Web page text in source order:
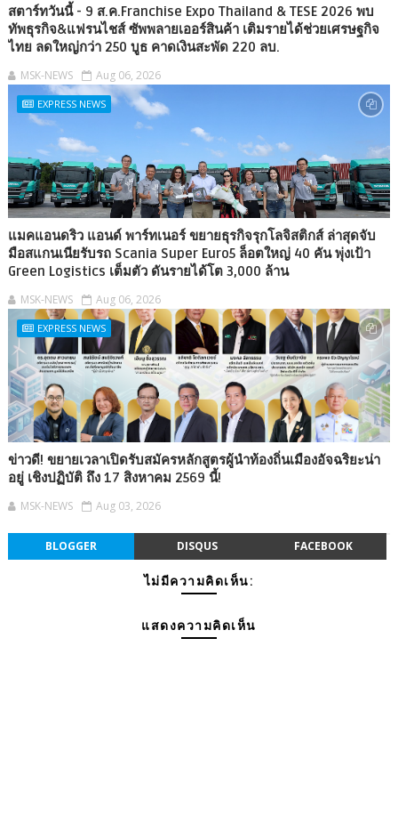
สตาร์ทวันนี้ - 9 ส.ค.Franchise Expo Thailand & TESE 2026 พบ
ทัพธุรกิจ&แฟรนไชส์ ซัพพลายเออร์สินค้า เติมรายได้ช่วยเศรษฐกิจ
ไทย ลดใหญ่กว่า 250 บูธ คาดเงินสะพัด 220 ลบ.
MSK-NEWS Aug 06, 2026
EXPRESS NEWS
แมคแอนดริว แอนด์ พาร์ทเนอร์ ขยายธุรกิจรุกโลจิสติกส์ ล่าสุดจับ
มือสแกนเนียรับรถ Scania Super Euro5 ล็อตใหญ่ 40 คัน พุ่งเป้า
Green Logistics เต็มตัว ดันรายได้โต 3,000 ล้าน
MSK-NEWS Aug 06, 2026
EXPRESS NEWS
ข่าวดี! ขยายเวลาเปิดรับสมัครหลักสูตรผู้นำท้องถิ่นเมืองอัจฉริยะน่า
อยู่ เชิงปฏิบัติ ถึง 17 สิงหาคม 2569 นี้!
MSK-NEWS Aug 03, 2026
BLOGGER DISQUS FACEBOOK
ไม่มีความคิดเห็น:
แสดงความคิดเห็น